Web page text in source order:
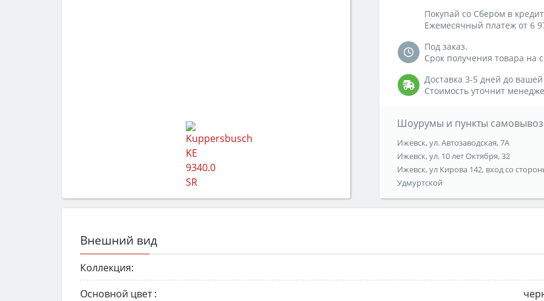
Покупай со Сбером в
Ежемесячный платеж от 6
Под заказ.
Срок получения товара на
Доставка 3-5 дней до
Стоимость уточнит
Шоурумы и пункты
Ижевск, ул. Автозаводская, 7А
Ижевск, ул. 10 лет Октября, 32
Ижевск, ул Кирова 142, вход со
Удмуртской
Внешний вид
Коллекция:
Основной цвет :